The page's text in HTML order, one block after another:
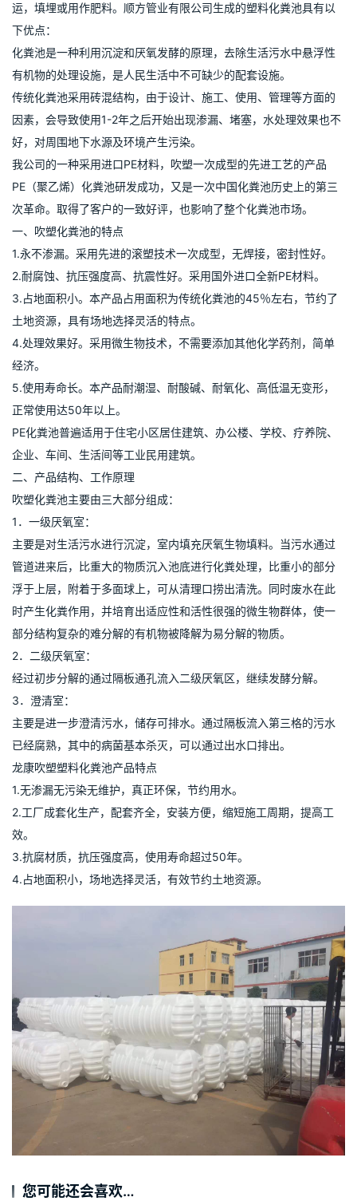
运，填埋或用作肥料。顺方管业有限公司生成的塑料化粪池具有以
下优点：
化粪池是一种利用沉淀和厌氧发酵的原理，去除生活污水中悬浮性
有机物的处理设施，是人民生活中不可缺少的配套设施。
传统化粪池采用砖混结构，由于设计、施工、使用、管理等方面的
因素，会导致使用1-2年之后开始出现渗漏、堵塞，水处理效果也不
好，对周围地下水源及环境产生污染。
我公司的一种采用进口PE材料，吹塑一次成型的先进工艺的产品
PE（聚乙烯）化粪池研发成功，又是一次中国化粪池历史上的第三
次革命。取得了客户的一致好评，也影响了整个化粪池市场。
一、吹塑化粪池的特点
1.永不渗漏。采用先进的滚塑技术一次成型，无焊接，密封性好。
2.耐腐蚀、抗压强度高、抗震性好。采用国外进口全新PE材料。
3.占地面积小。本产品占用面积为传统化粪池的45％左右，节约了
土地资源，具有场地选择灵活的特点。
4.处理效果好。采用微生物技术，不需要添加其他化学药剂，简单
经济。
5.使用寿命长。本产品耐潮湿、耐酸碱、耐氧化、高低温无变形，
正常使用达50年以上。
PE化粪池普遍适用于住宅小区居住建筑、办公楼、学校、疗养院、
企业、车间、生活间等工业民用建筑。
二、产品结构、工作原理
吹塑化粪池主要由三大部分组成：
1．一级厌氧室：
主要是对生活污水进行沉淀，室内填充厌氧生物填料。当污水通过
管道进来后，比重大的物质沉入池底进行化粪处理，比重小的部分
浮于上层，附着于多面球上，可从清理口捞出清洗。同时废水在此
时产生化粪作用，并培育出适应性和活性很强的微生物群体，使一
部分结构复杂的难分解的有机物被降解为易分解的物质。
2．二级厌氧室：
经过初步分解的通过隔板通孔流入二级厌氧区，继续发酵分解。
3．澄清室：
主要是进一步澄清污水，储存可排水。通过隔板流入第三格的污水
已经腐熟，其中的病菌基本杀灭，可以通过出水口排出。
龙康吹塑塑料化粪池产品特点
1.无渗漏无污染无维护，真正环保，节约用水。
2.工厂成套化生产，配套齐全，安装方便，缩短施工周期，提高工
效。
3.抗腐材质，抗压强度高，使用寿命超过50年。
4.占地面积小，场地选择灵活，有效节约土地资源。
您可能还会喜欢…